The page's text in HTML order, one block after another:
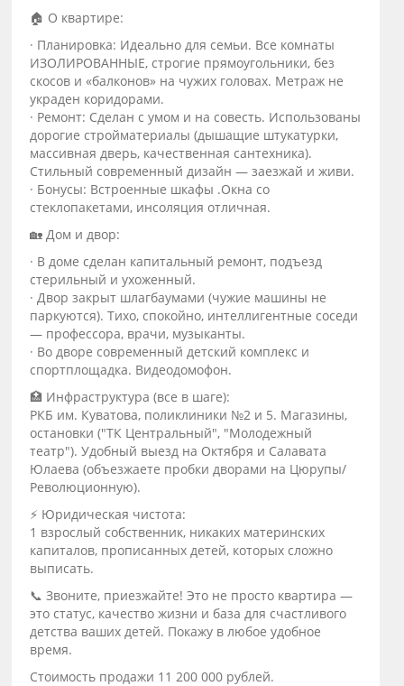
🏠 О квартире:
· Планировка: Идеально для семьи. Все комнаты
ИЗОЛИРОВАННЫЕ, строгие прямоугольники, без
скосов и «балконов» на чужих головах. Метраж не
украден коридорами.
· Ремонт: Сделан с умом и на совесть. Использованы
дорогие стройматериалы (дышащие штукатурки,
массивная дверь, качественная сантехника).
Стильный современный дизайн — заезжай и живи.
· Бонусы: Встроенные шкафы .Окна со
стеклопакетами, инсоляция отличная.
🏡 Дом и двор:
· В доме сделан капитальный ремонт, подъезд
стерильный и ухоженный.
· Двор закрыт шлагбаумами (чужие машины не
паркуются). Тихо, спокойно, интеллигентные соседи
— профессора, врачи, музыканты.
· Во дворе современный детский комплекс и
спортплощадка. Видеодомофон.
🏥 Инфраструктура (все в шаге):
РКБ им. Куватова, поликлиники №2 и 5. Магазины,
остановки ("ТК Центральный", "Молодежный
театр"). Удобный выезд на Октября и Салавата
Юлаева (объезжаете пробки дворами на Цюрупы/
Революционную).
⚡ Юридическая чистота:
1 взрослый собственник, никаких материнских
капиталов, прописанных детей, которых сложно
выписать.
📞 Звоните, приезжайте! Это не просто квартира —
это статус, качество жизни и база для счастливого
детства ваших детей. Покажу в любое удобное
время.
Стоимость продажи 11 200 000 рублей.